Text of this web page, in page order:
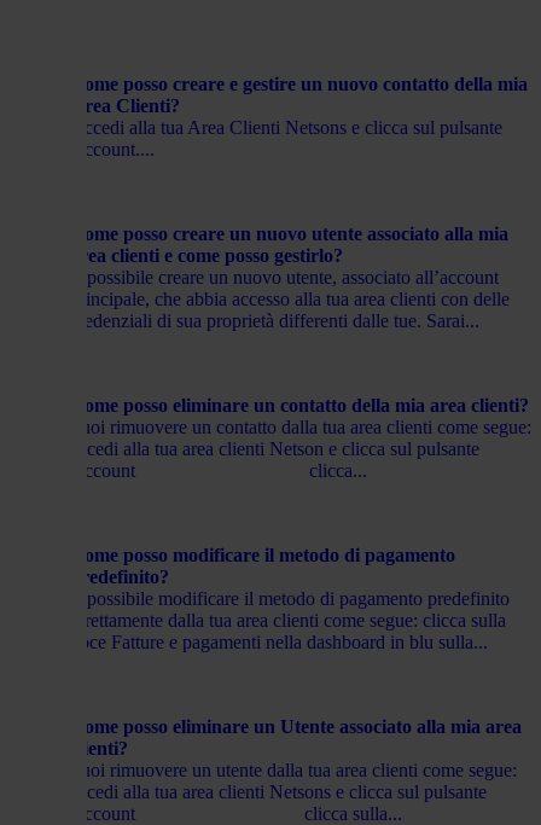
Come posso creare e gestire un nuovo contatto della mia
Area Clienti?
Accedi alla tua Area Clienti Netsons e clicca sul pulsante
Account....
Come posso creare un nuovo utente associato alla mia
area clienti e come posso gestirlo?
È possibile creare un nuovo utente, associato all’account
principale, che abbia accesso alla tua area clienti con delle
credenziali di sua proprietà differenti dalle tue. Sarai...
Come posso eliminare un contatto della mia area clienti?
Puoi rimuovere un contatto dalla tua area clienti come segue:
accedi alla tua area clienti Netson e clicca sul pulsante
Account clicca...
Come posso modificare il metodo di pagamento
predefinito?
È possibile modificare il metodo di pagamento predefinito
direttamente dalla tua area clienti come segue: clicca sulla
voce Fatture e pagamenti nella dashboard in blu sulla...
Come posso eliminare un Utente associato alla mia area
clienti?
Puoi rimuovere un utente dalla tua area clienti come segue:
accedi alla tua area clienti Netsons e clicca sul pulsante
Account clicca sulla...